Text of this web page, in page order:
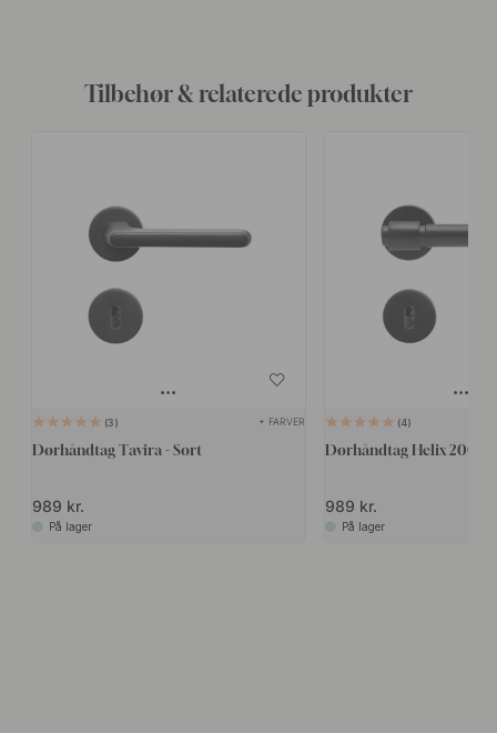
Tilbehør & relaterede produkter
3 + FARVER
Dørhåndtag Tavira - Sort
989 kr.
På lager
4
Dørhåndtag Helix 200
989 kr.
På lager